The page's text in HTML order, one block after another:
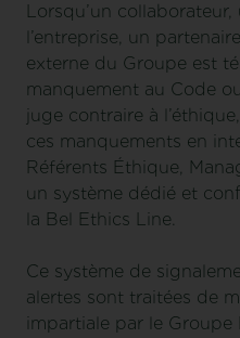
Lorsqu’un
l’entreprise, un
externe du Groupe est
manquement au Code
juge contraire à
ces manquements en
Référents Éthique,
un système dédié et
la Bel Ethics Line.
Ce système de
alertes sont traitées de
impartiale par le